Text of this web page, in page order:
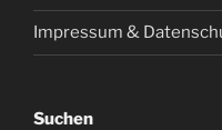
Impressum &
Suchen